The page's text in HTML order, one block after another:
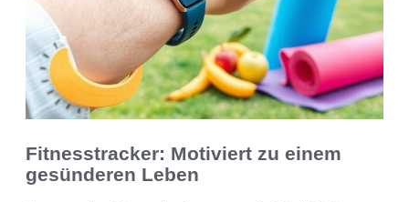
Fitnesstracker: Motiviert zu einem
gesünderen Leben